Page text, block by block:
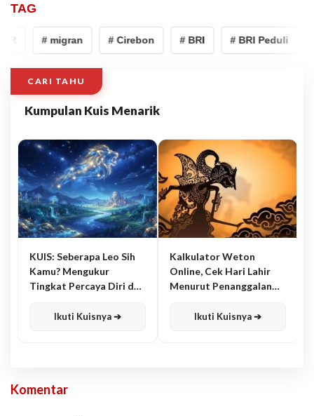
TAG
# migran # Cirebon # BRI # BRI Peduli
CARI TAHU
Kumpulan Kuis Menarik
KUIS: Seberapa Leo Sih
Kamu? Mengukur
Tingkat Percaya Diri dan
Ikuti Kuisnya ➔
Kalkulator Weton
Online, Cek Hari Lahir
Menurut Penanggalan
Ikuti Kuisnya ➔
Komentar